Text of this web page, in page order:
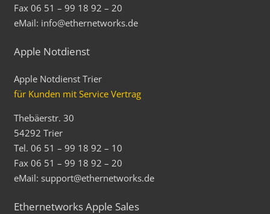
Fax 06 51 – 99 18 92 – 20
eMail: info@ethernetworks.de
Apple Notdienst
Apple Notdienst Trier
für Kunden mit Service Vertrag
Thebäerstr. 30
54292 Trier
Tel. 06 51 – 99 18 92 – 10
Fax 06 51 – 99 18 92 – 20
eMail: support@ethernetworks.de
Ethernetworks Apple Sales